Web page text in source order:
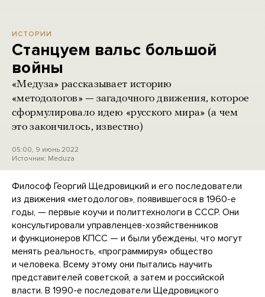
ИСТОРИИ
Станцуем вальс большой
войны
«Медуза» рассказывает историю
«методологов» — загадочного движения, которое
сформулировало идею «русского мира» (а чем
это закончилось, известно)
05:00, 9 июнь 2022
Источник: Meduza
Философ Георгий Щедровицкий и его последователи
из движения «методологов», появившегося в 1960-е
годы, — первые коучи и политтехнологи в СССР. Они
консультировали управленцев-хозяйственников
и функционеров КПСС — и были убеждены, что могут
менять реальность, «программируя» общество
и человека. Всему этому они пытались научить
представителей советской, а затем и российской
власти. В 1990-е последователи Щедровицкого